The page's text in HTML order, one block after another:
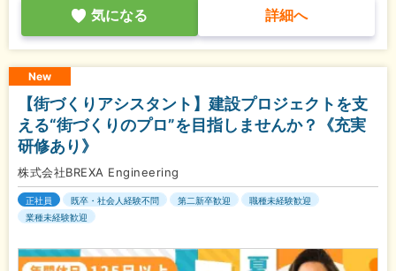
気になる 詳細へ
New
【街づくりアシスタント】建設プロジェクトを支
える“街づくりのプロ”を目指しませんか？《充実
研修あり》
株式会社BREXA Engineering
正社員 既卒・社会人経験不問 第二新卒歓迎
職種未経験歓迎
業種未経験歓迎